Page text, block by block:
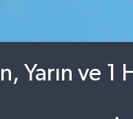
Yarın ve